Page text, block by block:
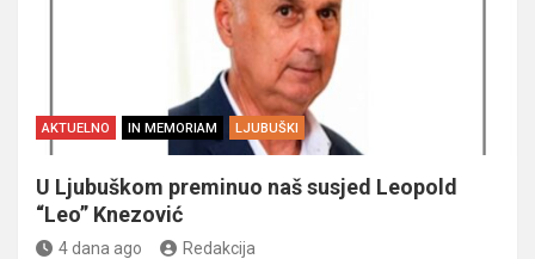
AKTUELNO IN MEMORIAM LJUBUŠKI
U Ljubuškom preminuo naš susjed Leopold
“Leo” Knezović
4 dana ago Redakcija